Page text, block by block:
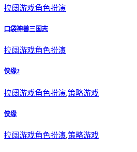
拉阔游戏角色扮演
口袋神兽三国志
拉阔游戏角色扮演
侠缘2
拉阔游戏角色扮演,策略游戏
侠缘
拉阔游戏角色扮演,策略游戏